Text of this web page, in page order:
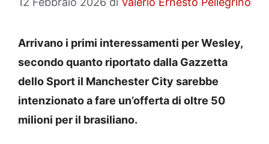
Arrivano i primi interessamenti per Wesley,
secondo quanto riportato dalla Gazzetta
dello Sport il Manchester City sarebbe
intenzionato a fare un’offerta di oltre 50
milioni per il brasiliano.